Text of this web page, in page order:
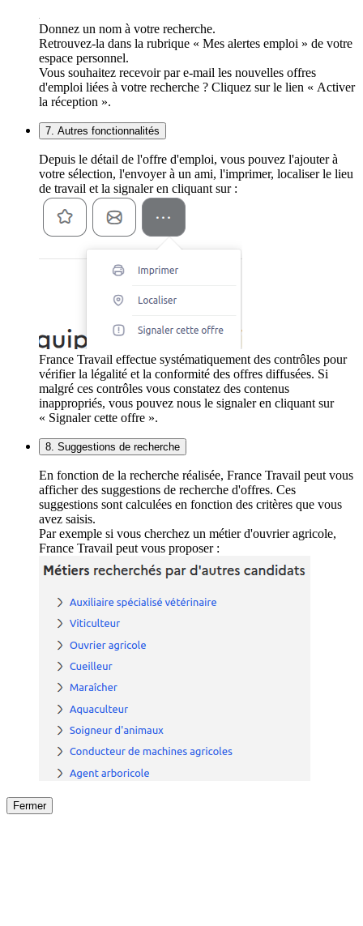
Donnez un nom à votre recherche.
Retrouvez-la dans la rubrique « Mes alertes emploi » de votre
espace personnel.
Vous souhaitez recevoir par e-mail les nouvelles offres
d'emploi liées à votre recherche ? Cliquez sur le lien « Activer
la réception ».
7. Autres fonctionnalités
Depuis le détail de l'offre d'emploi, vous pouvez l'ajouter à
votre sélection, l'envoyer à un ami, l'imprimer, localiser le lieu
de travail et la signaler en cliquant sur :
France Travail effectue systématiquement des contrôles pour
vérifier la légalité et la conformité des offres diffusées. Si
malgré ces contrôles vous constatez des contenus
inappropriés, vous pouvez nous le signaler en cliquant sur
« Signaler cette offre ».
8. Suggestions de recherche
En fonction de la recherche réalisée, France Travail peut vous
afficher des suggestions de recherche d'offres. Ces
suggestions sont calculées en fonction des critères que vous
avez saisis.
Par exemple si vous cherchez un métier d'ouvrier agricole,
France Travail peut vous proposer :
Fermer